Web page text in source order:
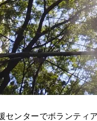
センターでボランティ